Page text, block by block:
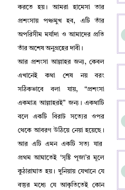
করতে হয়। আমরা হামেসা তার
প্রশংসায় পঞ্চমুখ হব, এটি তাঁর
অপরিসীম মর্যাদা ও আমাদের প্রতি
তাঁর অশেষ অনুগ্রহের দাবী ।
আর প্রশংসা আল্লাহর জন্য,কেবল
এখানেই কথা শেষ নয় বরং
সঠিকভাবে বলা যায়, “প্রশংসা
একমাত্র আল্লাহরই” জন্য ।একথাটি
বলে একটি বিরাট সত্যের ওপর
থেকে আবরণ উঠিয়ে নেয়া হয়েছে ।
আর এটি এমন একটি সত্য যার
প্রথম আঘাতেই ‘সৃষ্টি পূজা’র মূলে
কুঠারাঘাত হয়। দুনিয়ায় যেখানে যে
বস্তুর মধ্যে যে আকৃতিতেই কোন